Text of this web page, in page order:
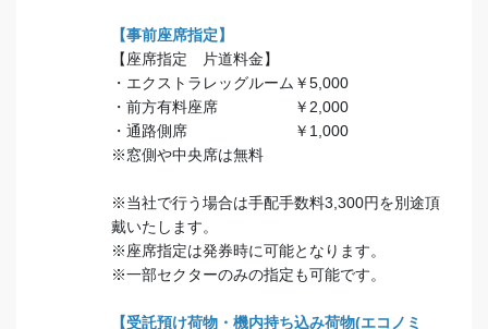
【事前座席指定】
【座席指定 片道料金】
・エクストラレッグルーム￥5,000
・前方有料座席 ￥2,000
・通路側席 ￥1,000
※窓側や中央席は無料
※当社で行う場合は手配手数料3,300円を別途頂
戴いたします。
※座席指定は発券時に可能となります。
※一部セクターのみの指定も可能です。
【受託預け荷物・機内持ち込み荷物(エコノミ